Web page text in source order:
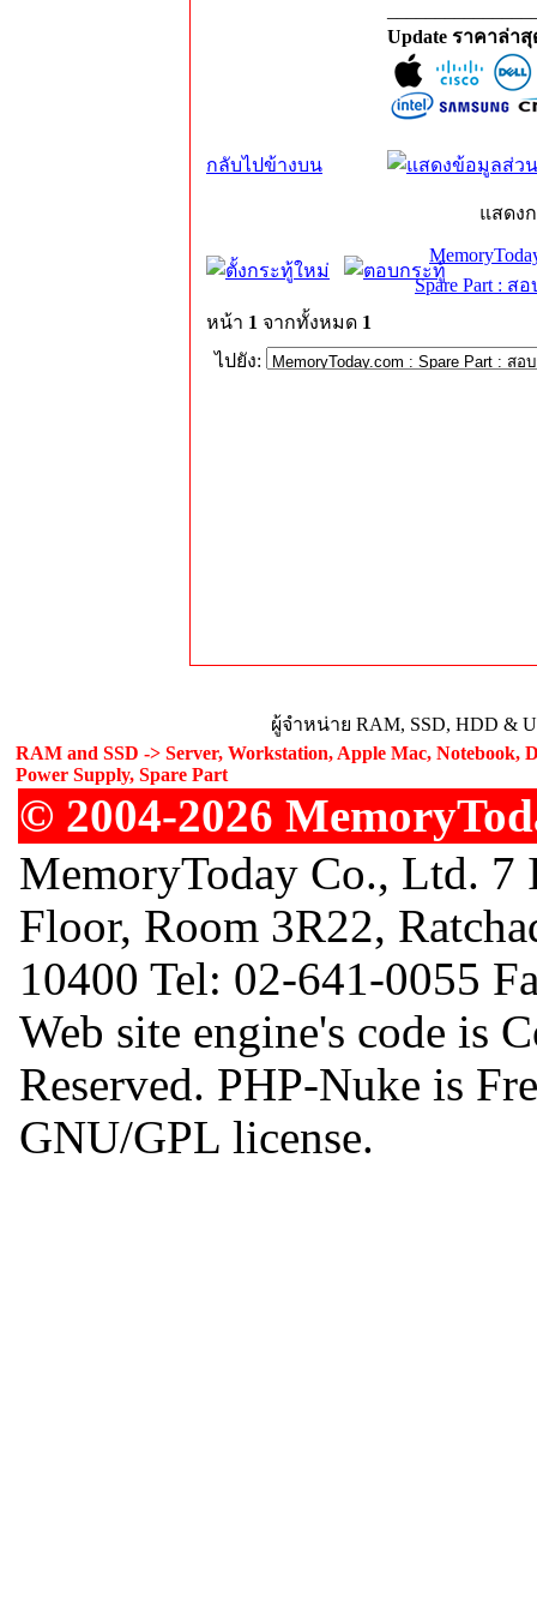
Update ราคาล่า
กลับไปข้างบน
แสดง
Spare Part : ส
หน้า 1 จากทั้งหมด 1
ไปยัง:
ผู้จำหน่าย RAM, SSD, HDD &
RAM and SSD -> Server, Workstation, Apple Mac, Notebook,
Power Supply, Spare Part
© 2004-2026
MemoryToday Co., Ltd.
Floor, Room 3R22,
10400 Tel: 02-641-0055
Web site engine's code is
Reserved. PHP-Nuke is
GNU/GPL license.